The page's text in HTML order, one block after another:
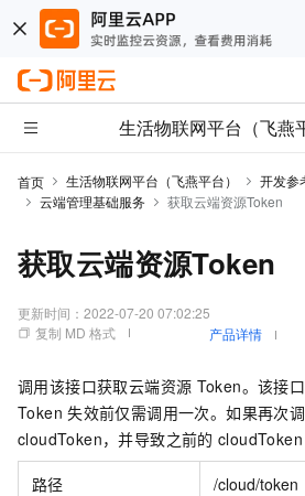
生活物联网平台（飞燕
首页 生活物联网平台（飞燕平台） 开发参
云端管理基础服务
获取云端资源Token
获取云端资源Token
更新时间： 2022-07-20 07:02:25
复制 MD 格式
产品详情
调用该接口获取云端资源 Token。该接
Token 失效前仅需调用一次。如果再次
cloudToken，并导致之前的 cloudToken
路径 /cloud/token